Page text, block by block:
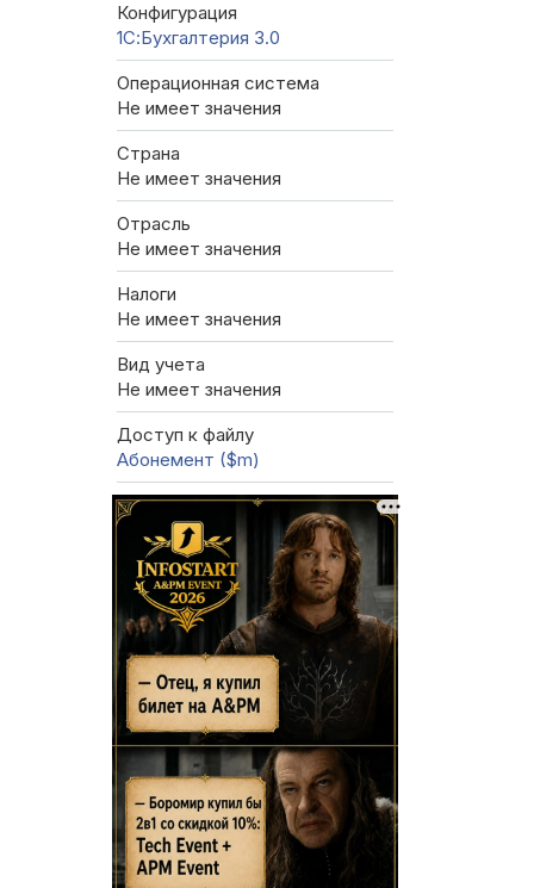
Конфигурация
1С:Бухгалтерия 3.0
Операционная система
Не имеет значения
Страна
Не имеет значения
Отрасль
Не имеет значения
Налоги
Не имеет значения
Вид учета
Не имеет значения
Доступ к файлу
Абонемент ($m)